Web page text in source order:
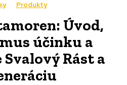
Produkty
Úvod,
účinku a
Rást a